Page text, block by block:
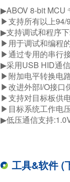
▶ABOV 8-bit MCU
▶支持所有以上94/
▶支持调试和程序
▶用于调试和编程
▶通过专用的串行
▶采用USB HID通
▶附加电平转换电
▶改进外部I/O接口
▶支持对目标板供
▶目标系统工作电
▶低压通信支持
工具&软件 (